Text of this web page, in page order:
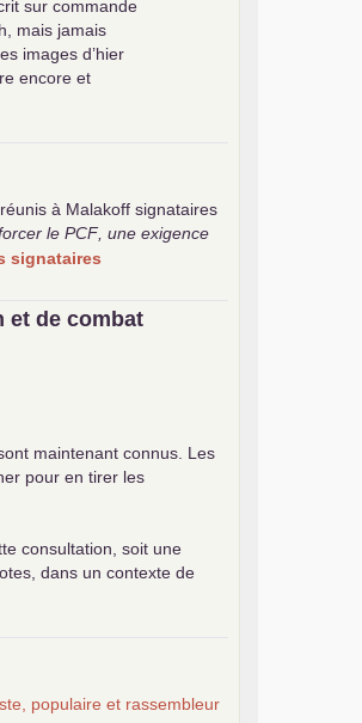
sur commande
mais jamais
images d’hier
encore et
à Malakoff signataires
lePCF , une exigence
signataires
et de combat
maintenant connus. Les
pour en tirer les
consultation, soit une
dans un contexte de
populaire et rassembleur